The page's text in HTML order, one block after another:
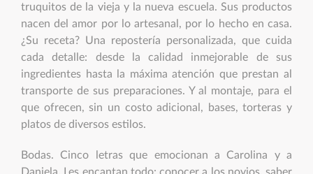
truquitos de la vieja y la nueva escuela. Sus productos
nacen del amor por lo artesanal, por lo hecho en casa.
¿Su receta? Una repostería personalizada, que cuida
cada detalle: desde la calidad inmejorable de sus
ingredientes hasta la máxima atención que prestan al
transporte de sus preparaciones. Y al montaje, para el
que ofrecen, sin un costo adicional, bases, torteras y
platos de diversos estilos.
Bodas. Cinco letras que emocionan a Carolina y a